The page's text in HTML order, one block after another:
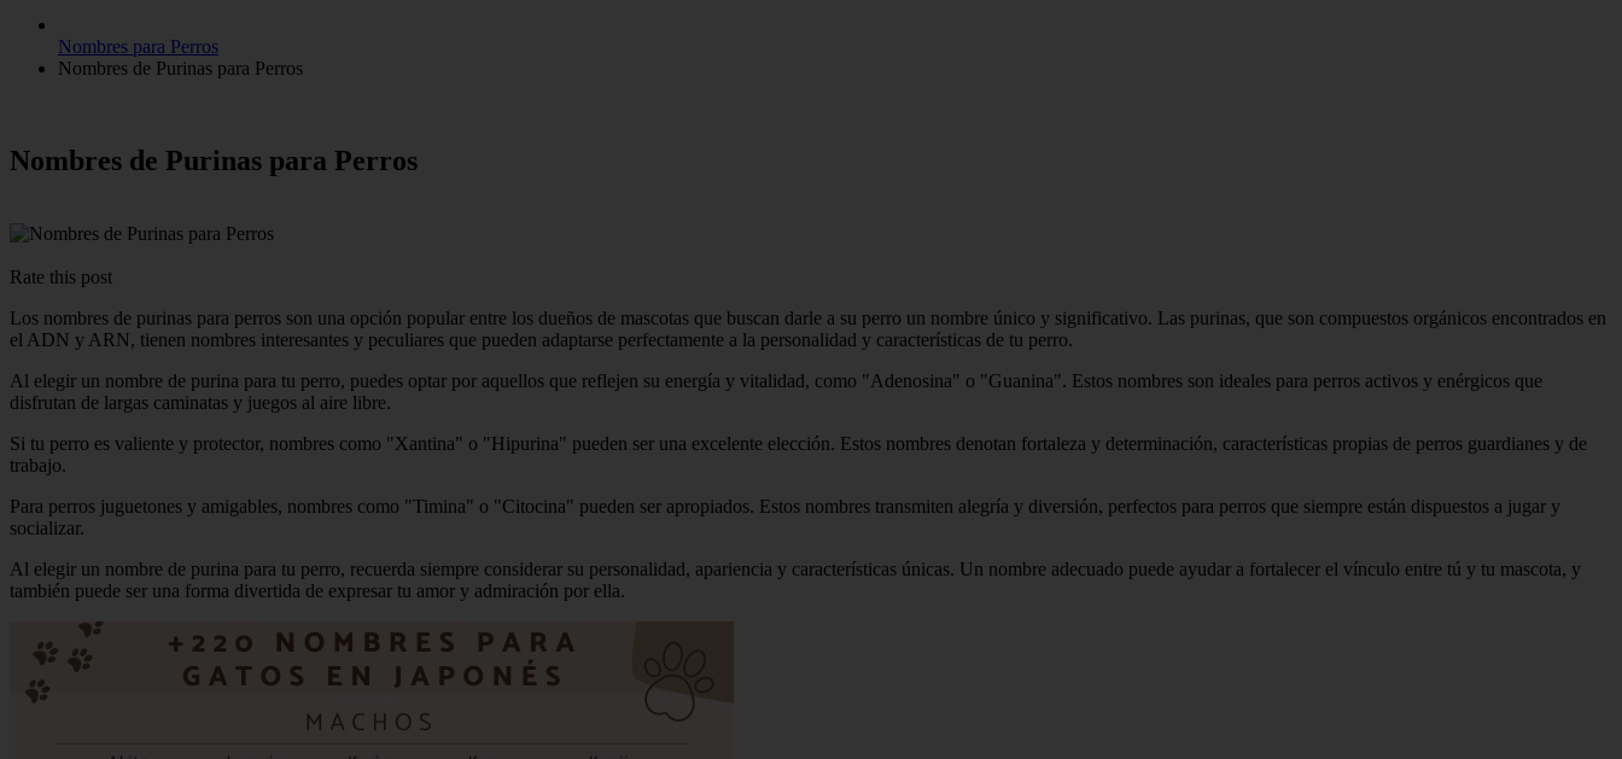
Nombres para Perros
Nombres de Purinas para Perros
Nombres de Purinas para Perros
Rate this post
Los nombres de purinas para perros son una opción popular entre los dueños de mascotas que buscan darle a su perro un nombre único y significativo. Las purinas, que son compuestos orgánicos encontrados en
el ADN y ARN, tienen nombres interesantes y peculiares que pueden adaptarse perfectamente a la personalidad y características de tu perro.
Al elegir un nombre de purina para tu perro, puedes optar por aquellos que reflejen su energía y vitalidad, como "Adenosina" o "Guanina". Estos nombres son ideales para perros activos y enérgicos que
disfrutan de largas caminatas y juegos al aire libre.
Si tu perro es valiente y protector, nombres como "Xantina" o "Hipurina" pueden ser una excelente elección. Estos nombres denotan fortaleza y determinación, características propias de perros guardianes y de
trabajo.
Para perros juguetones y amigables, nombres como "Timina" o "Citocina" pueden ser apropiados. Estos nombres transmiten alegría y diversión, perfectos para perros que siempre están dispuestos a jugar y
socializar.
Al elegir un nombre de purina para tu perro, recuerda siempre considerar su personalidad, apariencia y características únicas. Un nombre adecuado puede ayudar a fortalecer el vínculo entre tú y tu mascota, y
también puede ser una forma divertida de expresar tu amor y admiración por ella.